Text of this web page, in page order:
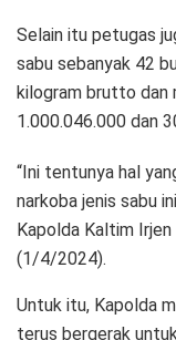
Selain itu petugas
sabu sebanyak 42
kilogram brutto dan
1.000.046.000 dan
“Ini tentunya hal
narkoba jenis sabu
Kapolda Kaltim
(1/4/2024).
Untuk itu, Kapolda
terus bergerak